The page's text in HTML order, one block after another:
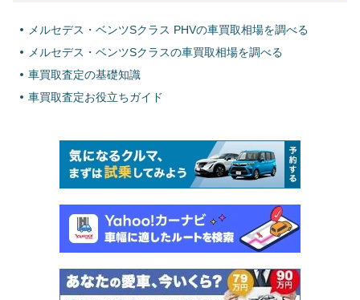
メルセデス・ベンツSクラス PHVの車買取相場を調べる
メルセデス・ベンツSクラスの車買取相場を調べる
車買取査定の基礎知識
車買取査定お役立ちガイド